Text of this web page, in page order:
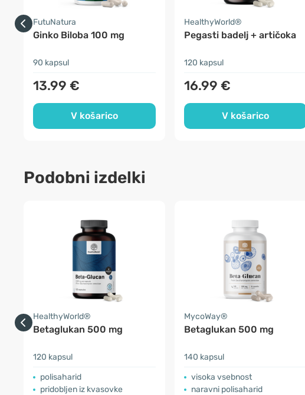
FutuNatura
Ginko Biloba 100 mg
90 kapsul
13.99 €
V košarico
HealthyWorld®
Pegasti badelj + artičoka
120 kapsul
16.99 €
V košarico
Podobni izdelki
HealthyWorld®
Betaglukan 500 mg
120 kapsul
polisaharid
pridobljen iz kvasovke
MycoWay®
Betaglukan 500 mg
140 kapsul
visoka vsebnost
naravni polisaharid